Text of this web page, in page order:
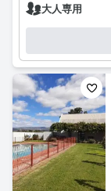
大人専用